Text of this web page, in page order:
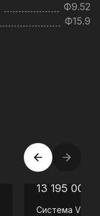
Ф9.52
Ф15.9
13 195 000
Система VRF